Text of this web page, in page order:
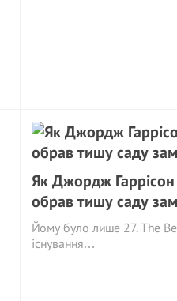
Як Джордж Гаррісон
обрав тишу саду
Йому було лише 27. The
існування…